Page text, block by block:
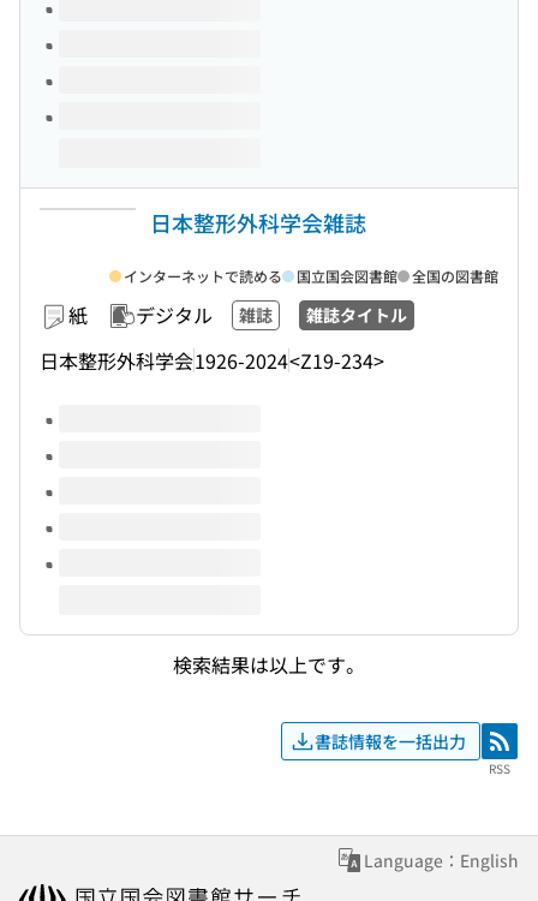
日本整形外科学会雑誌
紙 デジタル 雑誌 雑誌タイトル
日本整形外科学会1926-2024<Z19-234>
インターネットで読める 国立国会図書館 全国の図書館
このタイトルの巻号
検索結果は以上です。
書誌情報を一括出力 RSS
RSS
Language：English